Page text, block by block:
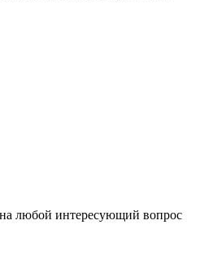
любой интересующий вопрос